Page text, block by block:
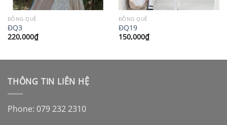
ĐỒNG QUÊ
ĐQ3
220,000₫
ĐỒNG QUÊ
ĐQ19
150,000₫
THÔNG TIN LIÊN HỆ
Phone: 079 232 2310